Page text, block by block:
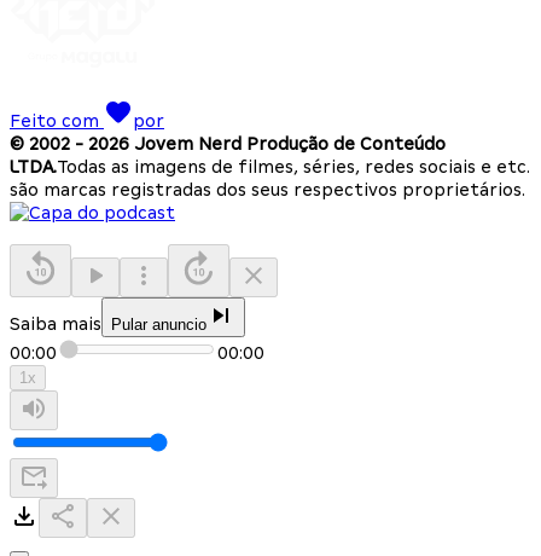
Feito com
por
© 2002 - 2026 Jovem Nerd Produção de Conteúdo
LTDA.Todas as imagens de filmes, séries, redes sociais e etc.
são marcas registradas dos seus respectivos proprietários.
Saiba mais Pular anuncio
00:00 00:00
1x